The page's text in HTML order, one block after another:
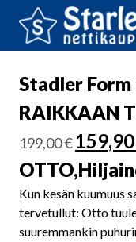
Stadler Form
RAIKKAAN
199,00€
hinta
oli:
199,00 €.
159,90
Kun kesän kuumuus
tervetullut: Otto
suuremmankin